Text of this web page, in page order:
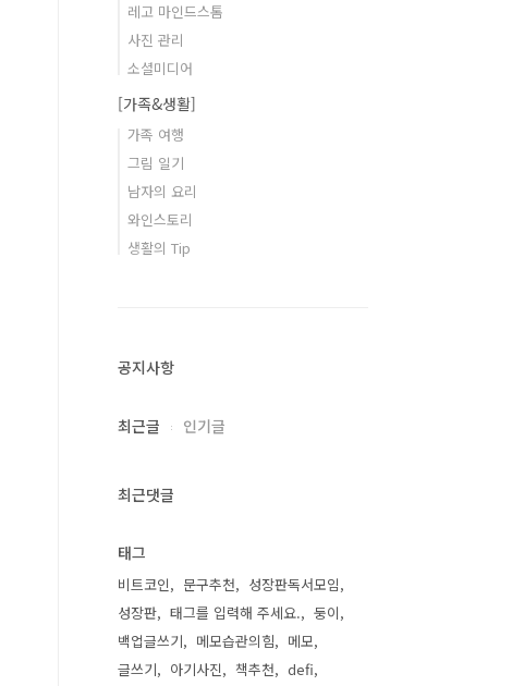
레고 마인드스톰
사진 관리
소셜미디어
[가족&생활]
가족 여행
그림 일기
남자의 요리
와인스토리
생활의 Tip
공지사항
최근글 인기글
최근댓글
태그
비트코인 문구추천
성장판독서모임
성장판
태그를 입력해 주세요.
둥이
백업글쓰기
메모습관의힘
메모
글쓰기
아기사진 책추천
defi